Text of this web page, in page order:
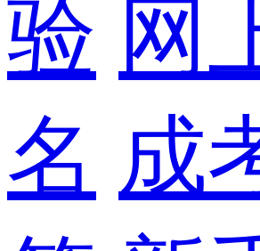
验 网
名 成